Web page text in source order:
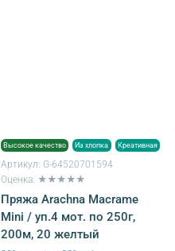
Высокое качество Из хлопка Креативная
Артикул: G-64520701594
Оценка: ★★★★★
Пряжа Arachna Macrame
Mini / уп.4 мот. по 250г,
200м, 20 желтый